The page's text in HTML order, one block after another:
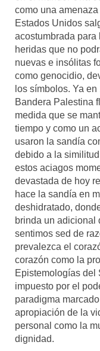
como una
Estados Unidos
acostumbrada para
heridas que no
nuevas e insólitas
como genocidio,
los símbolos. Ya
Bandera Palestina
medida que se
tiempo y como un
usaron la sandía
debido a la
estos aciagos
devastada de hoy
hace la sandía en
deshidratado,
brinda un adicional
sentimos sed de
prevalezca el
corazón como la
Epistemologías del
impuesto por el
paradigma
apropiación de la
personal como la
dignidad.